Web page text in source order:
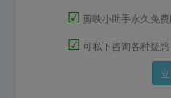
☑ 剪映小助手永久免费
☑ 可私下咨询各种疑惑